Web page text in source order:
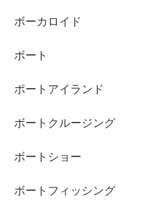
ボーカロイド
ボート
ポートアイランド
ボートクルージング
ボートショー
ボートフィッシング